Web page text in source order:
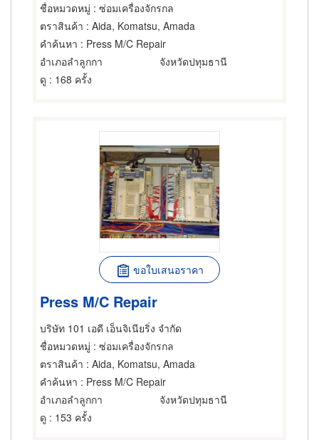
ชื่อหมวดหมู่ : ซ่อมเครื่องจักรกล
ตราสินค้า : Aida, Komatsu, Amada
คำค้นหา : Press M/C Repair
อำเภอลำลูกกา
จังหวัดปทุมธานี
ดู : 168 ครั้ง
ขอใบเสนอราคา
Press M/C Repair
บริษัท 101 เอดี เอ็นจิเนียริ่ง จำกัด
ชื่อหมวดหมู่ : ซ่อมเครื่องจักรกล
ตราสินค้า : Aida, Komatsu, Amada
คำค้นหา : Press M/C Repair
อำเภอลำลูกกา
จังหวัดปทุมธานี
ดู : 153 ครั้ง